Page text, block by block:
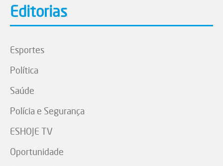
Editorias
Esportes
Política
Saúde
Polícia e Segurança
ESHOJE TV
Oportunidade